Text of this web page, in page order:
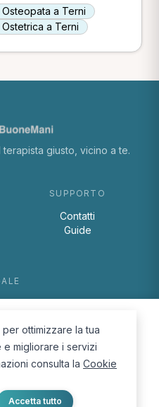
Osteopata a Terni
Ostetrica a Terni
giusto, vicino a te.
SUPPORTO
Contatti
Guide
Policyottimizzare la tua
migliorare i servizi
consulta la Cookie
Accetta tutto